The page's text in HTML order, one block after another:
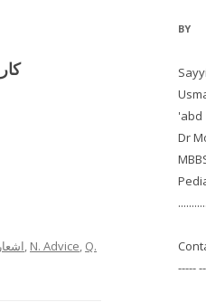
M. اشعار, N. Advice, Q.
BY
'abd
Dr
-----